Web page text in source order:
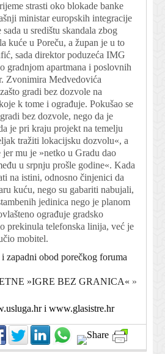
strasti oko blokade banke
ministar europskih integracije
u središtu skandala zbog
kuće u Poreču, a župan je u to
sada direktor poduzeća IMG
gradnjom apartmana i poslovnih
Zvonimira Medvedovića
gradi bez dozvole na
k tome i ograđuje. Pokušao se
bez dozvole, nego da je
je pri kraju projekt na temelju
tražiti lokacijsku dozvolu«, a
jer mu je »netko u Gradu dao
u srpnju prošle godine«. Kada
na istini, odnosno činjenici da
kuću, nego su gabariti nabujali,
jedinica nego je planom
ograđuje gradsko
prekinula telefonska linija, već je
mobitel.
zapadni obod porečkog foruma
»IGRE BEZ GRANICA« »
i www.glasistre.hr